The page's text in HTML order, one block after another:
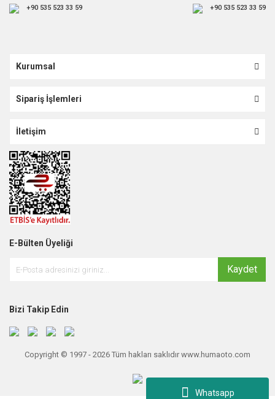
Whatsapp
+90 535 523 33 59 +90 535 523 33 59
Kurumsal
Sipariş İşlemleri
İletişim
E-Bülten Üyeliği
Kaydet
Bizi Takip Edin
Copyright © 1997 - 2026 Tüm hakları saklıdır www.humaoto.com